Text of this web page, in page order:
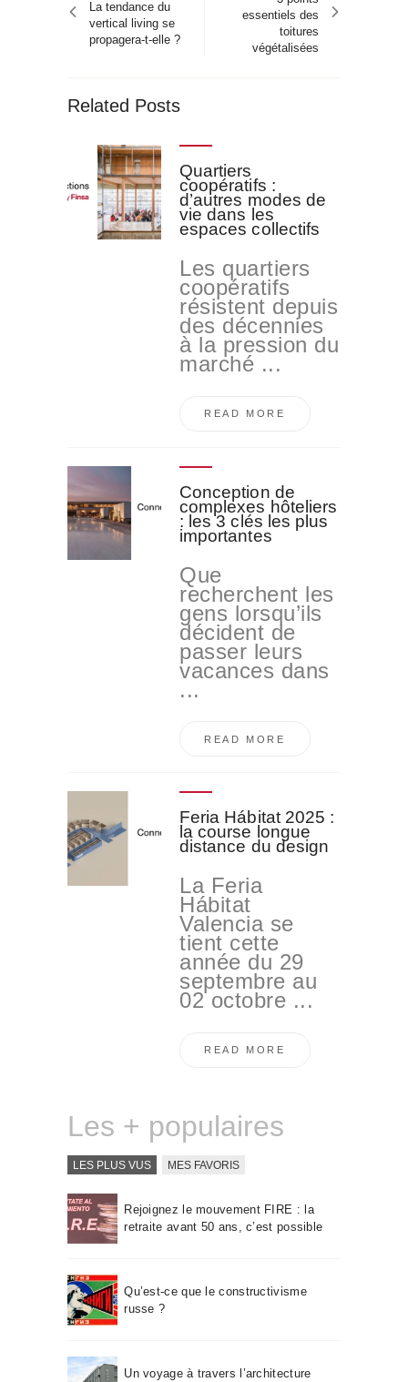
article
La tendance du
vertical living se
propagera-t-elle ?
essentiels des
toitures
végétalisées
Related Posts
Quartiers
coopératifs :
d’autres modes de
vie dans les
espaces collectifs
Les quartiers
coopératifs
résistent depuis
des décennies
à la pression du
marché ...
READ MORE
Conception de
complexes hôteliers
: les 3 clés les plus
importantes
Que
recherchent les
gens lorsqu’ils
décident de
passer leurs
vacances dans
...
READ MORE
Feria Hábitat 2025 :
la course longue
distance du design
La Feria
Hábitat
Valencia se
tient cette
année du 29
septembre au
02 octobre ...
READ MORE
Les + populaires
LES PLUS VUS MES FAVORIS
Rejoignez le mouvement FIRE : la
retraite avant 50 ans, c’est possible
Qu’est-ce que le constructivisme
russe ?
Un voyage à travers l’architecture